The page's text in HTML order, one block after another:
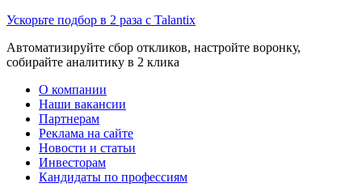
Ускорьте подбор в 2 раза с Talantix
Автоматизируйте сбор откликов, настройте воронку,
собирайте аналитику в 2 клика
О компании
Наши вакансии
Партнерам
Реклама на сайте
Новости и статьи
Инвесторам
Кандидаты по профессиям